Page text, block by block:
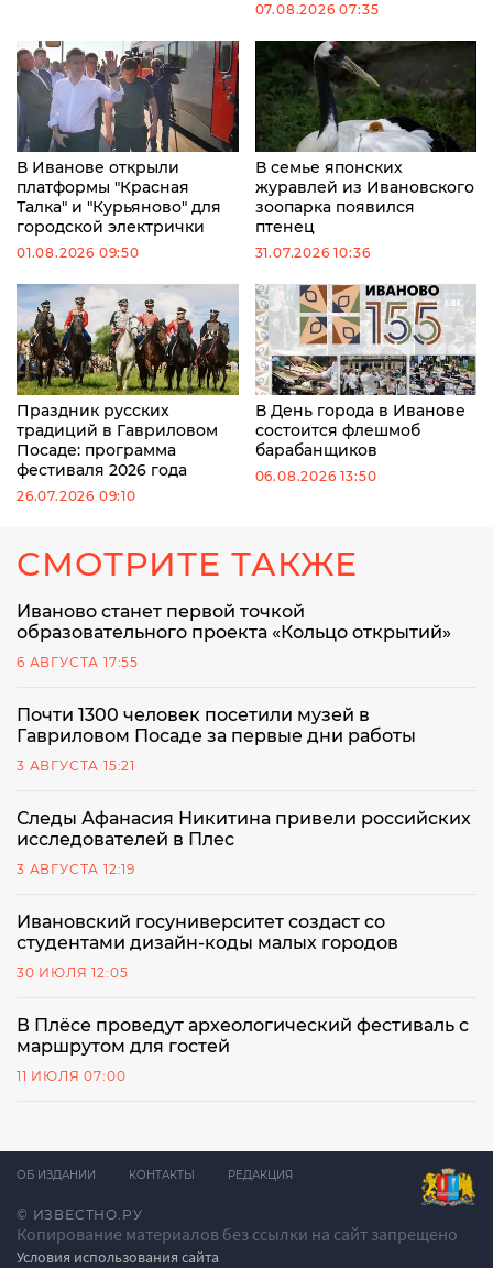
07.08.2026 07:35
В Иванове открыли
платформы "Красная
Талка" и "Курьяново" для
городской электрички
01.08.2026 09:50
В семье японских
журавлей из Ивановского
зоопарка появился
птенец
31.07.2026 10:36
Праздник русских
традиций в Гавриловом
Посаде: программа
фестиваля 2026 года
26.07.2026 09:10
В День города в Иванове
состоится флешмоб
барабанщиков
06.08.2026 13:50
СМОТРИТЕ ТАКЖЕ
Иваново станет первой точкой
образовательного проекта «Кольцо открытий»
6 АВГУСТА 17:55
Почти 1300 человек посетили музей в
Гавриловом Посаде за первые дни работы
3 АВГУСТА 15:21
Следы Афанасия Никитина привели российских
исследователей в Плес
3 АВГУСТА 12:19
Ивановский госуниверситет создаст со
студентами дизайн-коды малых городов
30 ИЮЛЯ 12:05
В Плёсе проведут археологический фестиваль с
маршрутом для гостей
11 ИЮЛЯ 07:00
© ИЗВЕСТНО.РУ
Копирование материалов без ссылки на сайт запрещено
Условия использования сайта
ОБ ИЗДАНИИ КОНТАКТЫ РЕДАКЦИЯ